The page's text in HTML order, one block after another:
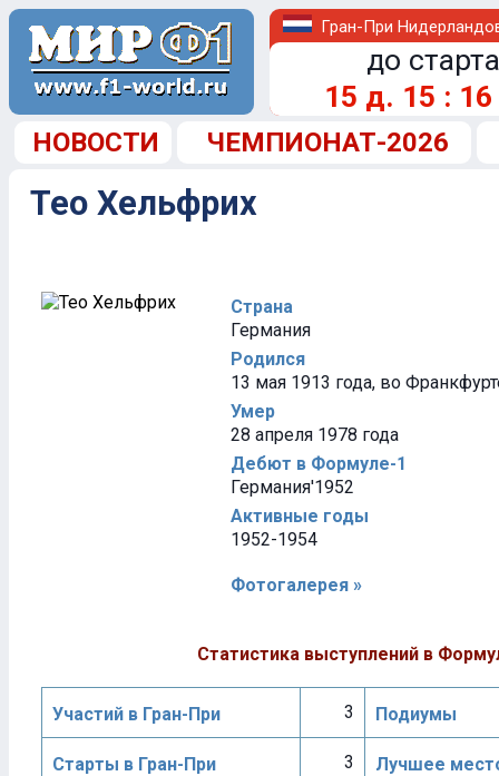
Гран-При
до
15 д. 15 : 16
НОВОСТИ ЧЕМПИОНАТ-2026
Тео Хельфрих
Страна
Германия
Родился
13 мая 1913 года, во
Умер
28 апреля 1978 года
Дебют в Формуле-1
Германия'1952
Активные годы
1952-1954
Фотогалерея »
Статистика выступлений в
Участий в Гран-При 3 Подиумы
Старты в Гран-При 3 Лучшее